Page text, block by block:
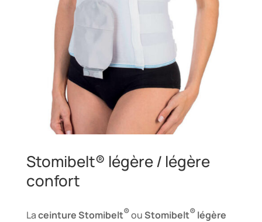
Stomibelt® légère / légère
confort
Laceinture Stomibelt®ou Stomibelt®légère